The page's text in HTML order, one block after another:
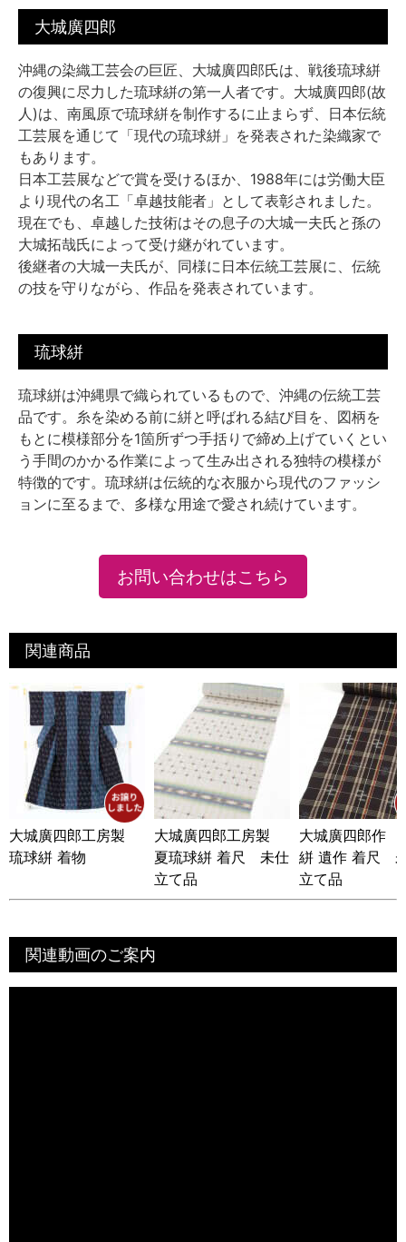
大城廣四郎
沖縄の染織工芸会の巨匠、大城廣四郎氏は、戦後琉球絣
の復興に尽力した琉球絣の第一人者です。大城廣四郎(故
人)は、南風原で琉球絣を制作するに止まらず、日本伝統
工芸展を通じて「現代の琉球絣」を発表された染織家で
もあります。
日本工芸展などで賞を受けるほか、1988年には労働大臣
より現代の名工「卓越技能者」として表彰されました。
現在でも、卓越した技術はその息子の大城一夫氏と孫の
大城拓哉氏によって受け継がれています。
後継者の大城一夫氏が、同様に日本伝統工芸展に、伝統
の技を守りながら、作品を発表されています。
琉球絣
琉球絣は沖縄県で織られているもので、沖縄の伝統工芸
品です。糸を染める前に絣と呼ばれる結び目を、図柄を
もとに模様部分を1箇所ずつ手括りで締め上げていくとい
う手間のかかる作業によって生み出される独特の模様が
特徴的です。琉球絣は伝統的な衣服から現代のファッシ
ョンに至るまで、多様な用途で愛され続けています。
お問い合わせはこちら
関連商品
大城廣四郎工房製
琉球絣 着物
大城廣四郎工房製
夏琉球絣 着尺 未仕
立て品
大城廣四郎作
絣 遺作 着尺
立て品
関連動画のご案内